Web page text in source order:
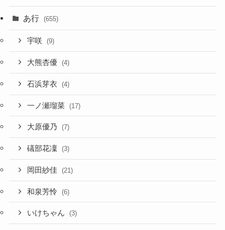
あ行 (655)
宇咲 (9)
大熊杏優 (4)
石浜芽衣 (4)
一ノ瀬瑠菜 (17)
大原優乃 (7)
礒部花凜 (3)
岡田紗佳 (21)
和泉芳怜 (6)
いけちゃん (3)